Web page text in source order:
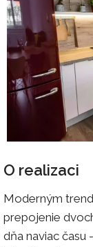
O realizaci
Moderným
prepojenie
dňa naviac času